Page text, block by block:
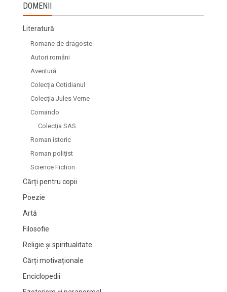
DOMENII
Literatură
Romane de dragoste
Autori români
Aventură
Colecția Cotidianul
Colecția Jules Verne
Comando
Colecția SAS
Roman istoric
Roman polițist
Science Fiction
Cărți pentru copii
Poezie
Artă
Filosofie
Religie și spiritualitate
Cărți motivaționale
Enciclopedii